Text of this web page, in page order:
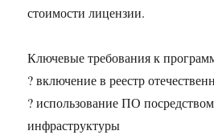
стоимости лицензии.
Ключевые требования к
? включение в реестр
? использование ПО
инфраструктуры